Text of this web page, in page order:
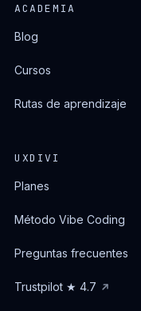
ACADEMIA
Blog
Cursos
Rutas de aprendizaje
UXDIVI
Planes
Método Vibe Coding
Preguntas frecuentes
Trustpilot ★ 4.7